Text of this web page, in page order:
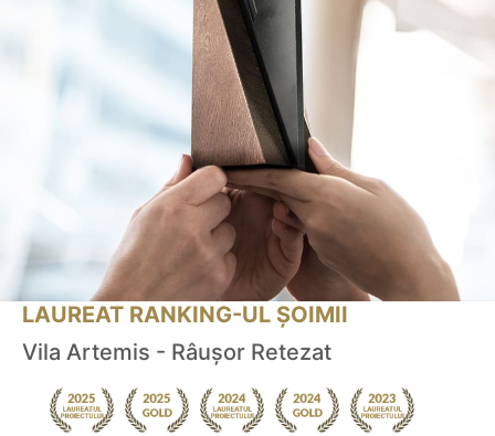
LAUREAT RANKING-UL ȘOIMII
Vila Artemis - Râușor Retezat